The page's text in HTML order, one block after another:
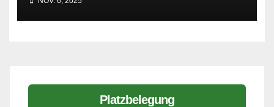
Platzbelegung